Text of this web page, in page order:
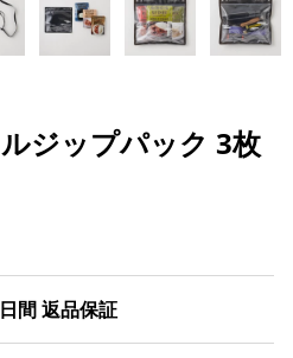
ジップパック 3枚
間 返品保証